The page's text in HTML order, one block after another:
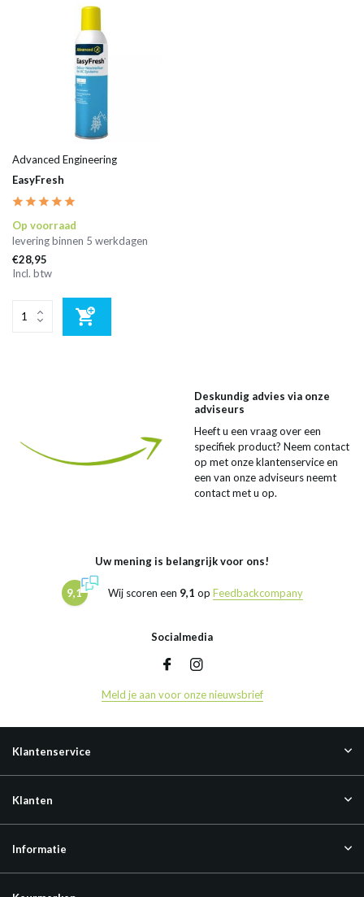
Advanced Engineering
EasyFresh
Op voorraad
levering binnen 5 werkdagen
€28,95
Incl. btw
Deskundig advies via onze
adviseurs
Heeft u een vraag over een
specifiek product? Neem contact
op met onze klantenservice en
een van onze adviseurs neemt
contact met u op.
Uw mening is belangrijk voor ons!
9,1 Wij scoren een 9,1 op Feedbackcompany
Socialmedia
Meld je aan voor onze nieuwsbrief
Klantenservice
Klanten
Informatie